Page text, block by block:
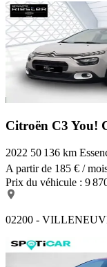
Citroën C3 You!
2022 50 136 km
A partir de 185 € /
Prix du véhicule : 9
02200 -